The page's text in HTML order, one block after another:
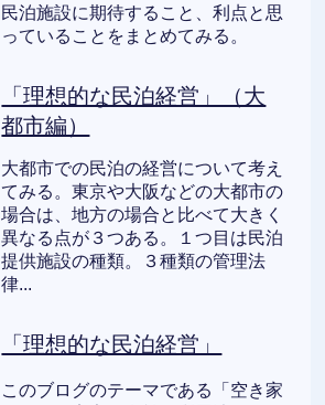
民泊施設に期待すること、利点と思
っていることをまとめてみる。
「理想的な民泊経営」（大
都市編）
大都市での民泊の経営について考え
てみる。東京や大阪などの大都市の
場合は、地方の場合と比べて大きく
異なる点が３つある。１つ目は民泊
提供施設の種類。３種類の管理法
律...
「理想的な民泊経営」
このブログのテーマである「空き家